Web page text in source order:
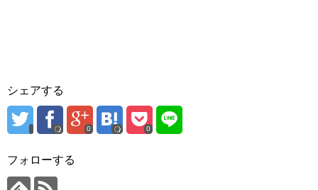
シェアする
0 0
フォローする